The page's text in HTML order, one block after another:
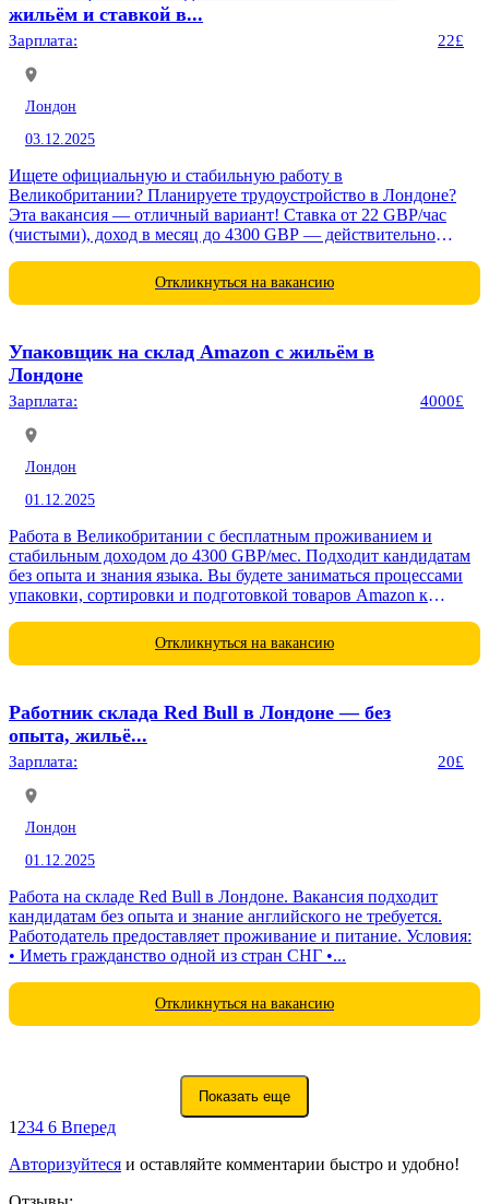
жильём и ставкой в...
Зарплата: 22£
Лондон
03.12.2025
Ищете официальную и стабильную работу в
Великобритании? Планируете трудоустройство в Лондоне?
Эта вакансия — отличный вариант! Ставка от 22 GBP/час
(чистыми), доход в месяц до 4300 GBP — действительно
Откликнуться на вакансию
Упаковщик на склад Amazon с жильём в
Лондоне
Зарплата: 4000£
Лондон
01.12.2025
Работа в Великобритании с бесплатным проживанием и
стабильным доходом до 4300 GBP/мес. Подходит кандидатам
без опыта и знания языка. Вы будете заниматься процессами
упаковки, сортировки и подготовкой товаров Amazon к
Откликнуться на вакансию
Работник склада Red Bull в Лондоне — без
опыта, жильё...
Зарплата: 20£
Лондон
01.12.2025
Работа на складе Red Bull в Лондоне. Вакансия подходит
кандидатам без опыта и знание английского не требуется.
Работодатель предоставляет проживание и питание. Условия:
• Иметь гражданство одной из стран СНГ •...
Откликнуться на вакансию
Показать еще
1 234 6 Вперед
Авторизуйтеся и оставляйте комментарии быстро и удобно!